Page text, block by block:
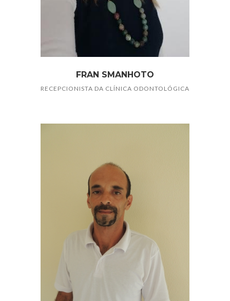
FRAN SMANHOTO
RECEPCIONISTA DA CLÍNICA ODONTOLÓGICA